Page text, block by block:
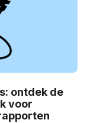
ontdek de
voor